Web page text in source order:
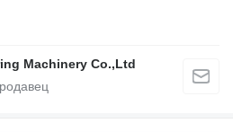
Machinery Co.,Ltd